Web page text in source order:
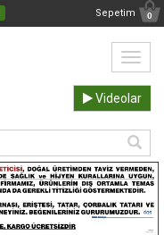
Sepetim 0
Videolar